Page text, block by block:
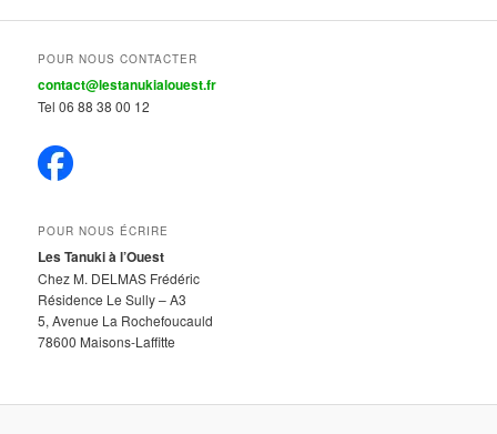
POUR NOUS CONTACTER
contact@lestanukialouest.fr
Tel 06 88 38 00 12
POUR NOUS ÉCRIRE
Les Tanuki à l’Ouest
Chez M. DELMAS Frédéric
Résidence Le Sully – A3
5, Avenue La Rochefoucauld
78600 Maisons-Laffitte